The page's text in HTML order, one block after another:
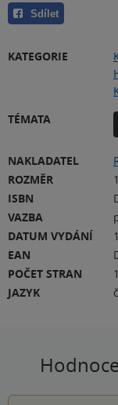
Sdílet
KATEGORIE
TÉMATA
NAKLADATEL
ROZMĚR
ISBN
VAZBA
DATUM VYDÁNÍ
EAN
POČET STRAN
JAZYK